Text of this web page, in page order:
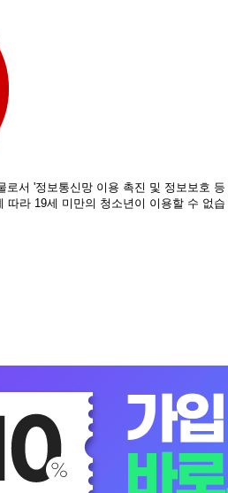
로서 '정보통신망 이용 촉진 및 정보보호 등
따라 19세 미만의 청소년이 이용할 수 없습